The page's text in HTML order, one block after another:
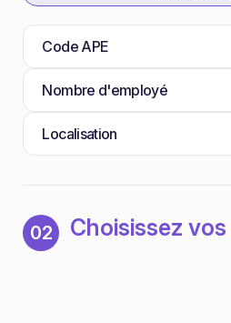
Code APE
Nombre d'employé
Localisation
02 Choisissez